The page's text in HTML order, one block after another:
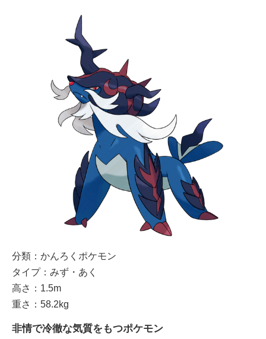
分類：かんろくポケモン
タイプ：みず・あく
高さ：1.5m
重さ：58.2kg
非情で冷徹な気質をもつポケモン